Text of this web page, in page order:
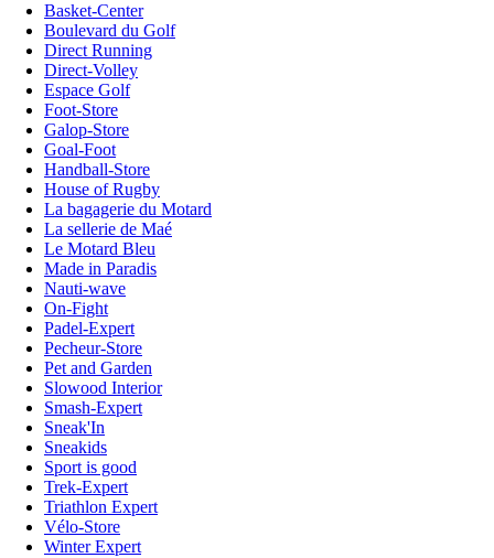
Basket-Center
Boulevard du Golf
Direct Running
Direct-Volley
Espace Golf
Foot-Store
Galop-Store
Goal-Foot
Handball-Store
House of Rugby
La bagagerie du Motard
La sellerie de Maé
Le Motard Bleu
Made in Paradis
Nauti-wave
On-Fight
Padel-Expert
Pecheur-Store
Pet and Garden
Slowood Interior
Smash-Expert
Sneak'In
Sneakids
Sport is good
Trek-Expert
Triathlon Expert
Vélo-Store
Winter Expert